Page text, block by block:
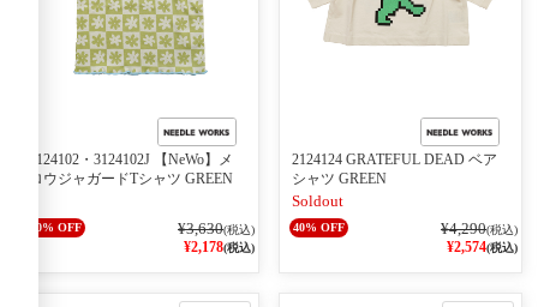
40% OFF
3124102・3124102J 【NeWo】メ
ロウジャガードTシャツ GREEN
¥3,630(税込)
¥2,178(税込)
40% OFF
2124124 GRATEFUL DEAD ベア
シャツ GREEN
Soldout
¥4,290(税込)
¥2,574(税込)